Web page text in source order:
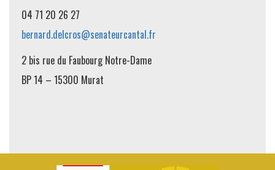
04 71 20 26 27
bernard.delcros@senateurcantal.fr
2 bis rue du Faubourg Notre-Dame
BP 14 – 15300 Murat